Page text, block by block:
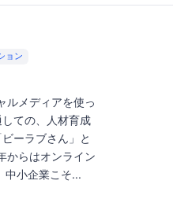
ョン
ルメディアを使っ
ての、人材育成
ーラブさん」と
からはオンライン
中小企業こそ...